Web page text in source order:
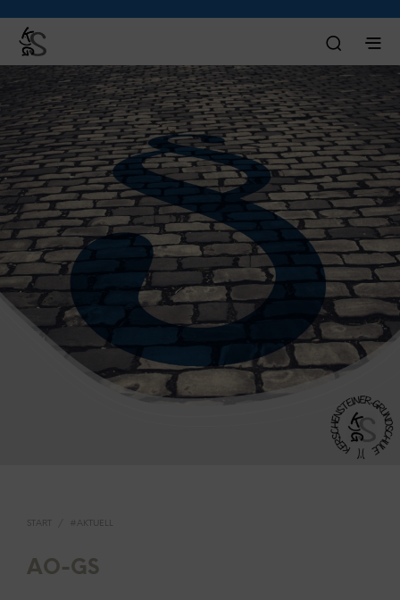
START #AKTUELL
AO-GS